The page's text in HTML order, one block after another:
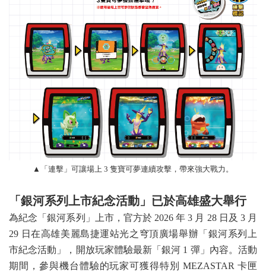
▲「連擊」可讓場上 3 隻寶可夢連續攻擊，帶來強大戰力。
「銀河系列上市紀念活動」已於高雄盛大舉行
為紀念「銀河系列」上市，官方於 2026 年 3 月 28 日及 3 月
29 日在高雄美麗島捷運站光之穹頂廣場舉辦「銀河系列上
市紀念活動」，開放玩家體驗最新「銀河 1 彈」內容。活動
期間，參與機台體驗的玩家可獲得特別 MEZASTAR 卡匣